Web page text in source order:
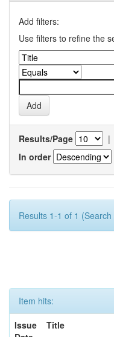
Add filters:
Use filters to refine the
Results/Page |
In order
Results 1-1 of 1
Item hits:
Issue
Title